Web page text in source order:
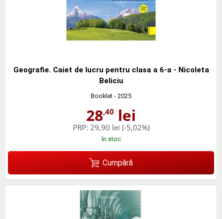
Geografie. Caiet de lucru pentru clasa a 6-a - Nicoleta
Beliciu
Booklet - 2025
28,40 lei
PRP: 29,90 lei (-5,02%)
în stoc
Cumpără